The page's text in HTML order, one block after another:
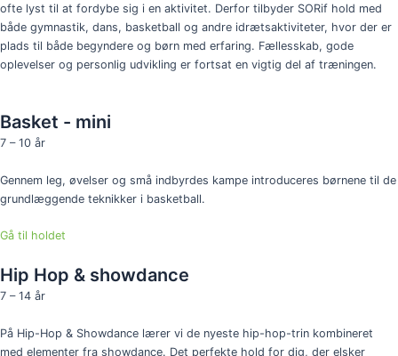
ofte lyst til at fordybe sig i en aktivitet. Derfor tilbyder SORif hold med
både gymnastik, dans, basketball og andre idrætsaktiviteter, hvor der er
plads til både begyndere og børn med erfaring. Fællesskab, gode
oplevelser og personlig udvikling er fortsat en vigtig del af træningen.
Basket - mini
7 – 10 år
Gennem leg, øvelser og små indbyrdes kampe introduceres børnene til de
grundlæggende teknikker i basketball.
Gå til holdet
Hip Hop & showdance
7 – 14 år
På Hip-Hop & Showdance lærer vi de nyeste hip-hop-trin kombineret
med elementer fra showdance. Det perfekte hold for dig, der elsker